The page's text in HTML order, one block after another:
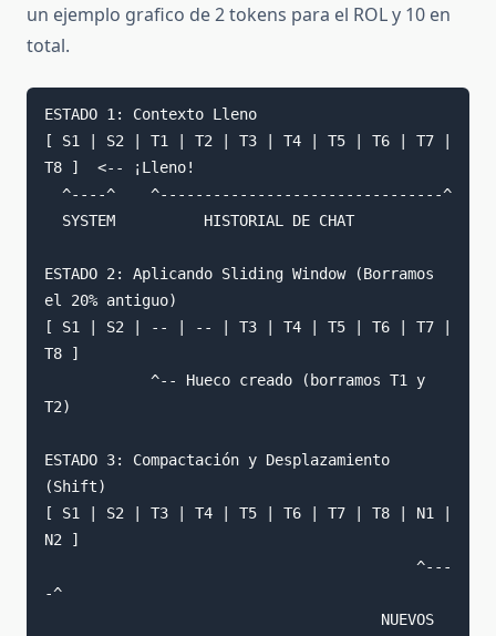
un ejemplo grafico de 2 tokens para el ROL y 10 en
total.
ESTADO 1: Contexto Lleno
[ S1 | S2 | T1 | T2 | T3 | T4 | T5 | T6 | T7 |
T8 ]  <-- ¡Lleno!
ESTADO 2: Aplicando Sliding Window (Borramos
el 20% antiguo)
[ S1 | S2 | -- | -- | T3 | T4 | T5 | T6 | T7 |
T8 ]
T2)
ESTADO 3: Compactación y Desplazamiento
(Shift)
[ S1 | S2 | T3 | T4 | T5 | T6 | T7 | T8 | N1 |
N2 ]
-^